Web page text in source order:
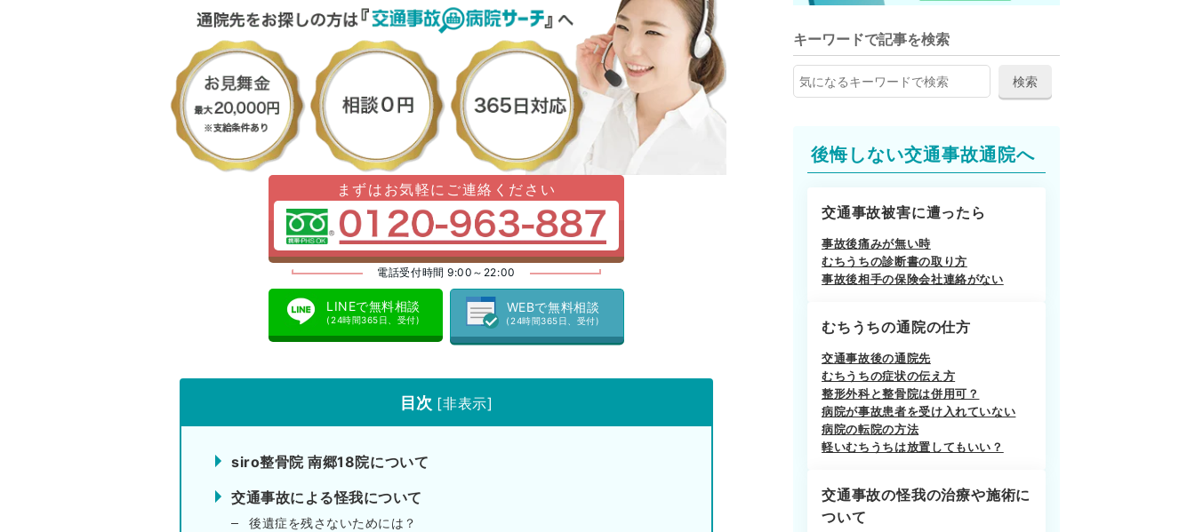
まずはお気軽にご連絡ください
電話受付時間 9:00～22:00
LINEで無料相談
(24時間365日、受付)
WEBで無料相談
(24時間365日、受付)
目次 [非表示]
siro整骨院 南郷18院について
交通事故による怪我について
後遺症を残さないためには？
キーワードで記事を検索
後悔しない交通事故通院へ
交通事故被害に遭ったら
事故後痛みが無い時
むちうちの診断書の取り方
事故後相手の保険会社連絡がない
むちうちの通院の仕方
交通事故後の通院先
むちうちの症状の伝え方
整形外科と整骨院は併用可？
病院が事故患者を受け入れていない
病院の転院の方法
軽いむちうちは放置してもいい？
交通事故の怪我の治療や施術に
ついて